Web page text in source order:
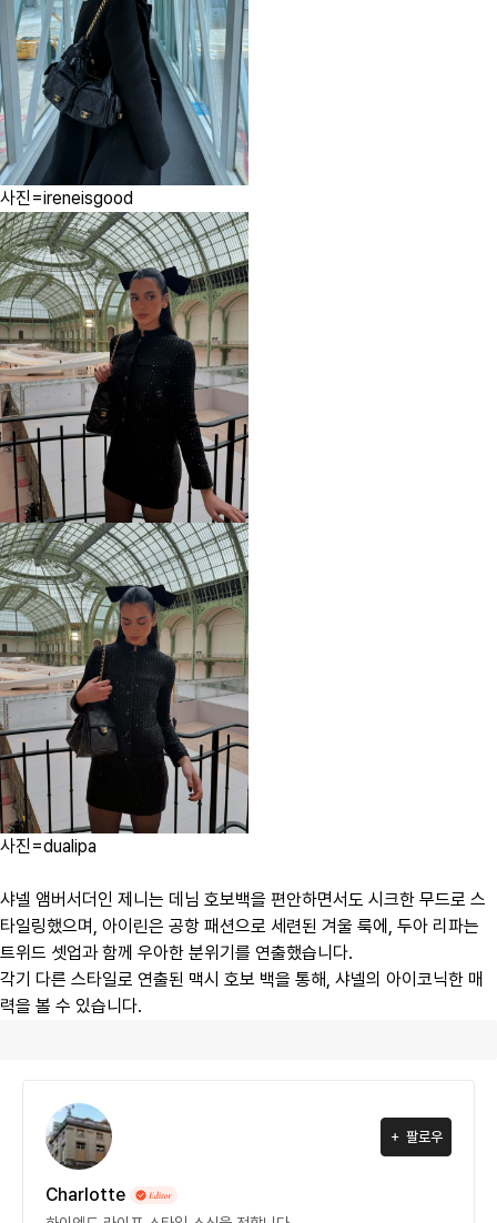
사진=ireneisgood
사진=dualipa
샤넬 앰버서더인 제니는 데님 호보백을 편안하면서도 시크한 무드로 스
타일링했으며, 아이린은 공항 패션으로 세련된 겨울 룩에, 두아 리파는
트위드 셋업과 함께 우아한 분위기를 연출했습니다.
각기 다른 스타일로 연출된 맥시 호보 백을 통해, 샤넬의 아이코닉한 매
력을 볼 수 있습니다.
팔로우
Charlotte